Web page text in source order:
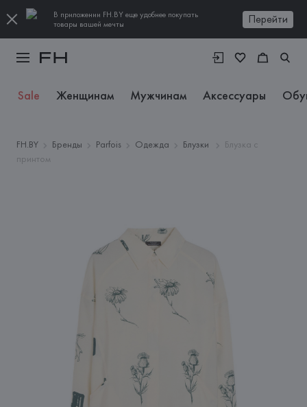
В приложении FH.BY еще удобнее покупать
товары вашей мечты
Перейти
Sale Женщинам Мужчинам Аксессуары
FH.BY Бренды Parfois Одежда Блузки
Блузка с
принтом